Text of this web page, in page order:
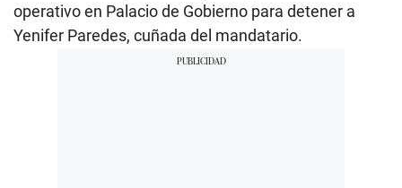
operativo en Palacio de Gobierno para detener a
Yenifer Paredes, cuñada del mandatario.